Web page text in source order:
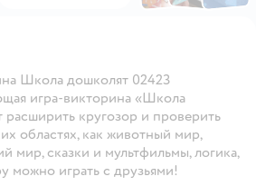
Школа дошколят 02423
игра-викторина «Школа
расширить кругозор и проверить
областях, как животный мир,
мир, сказки и мультфильмы, логика,
можно играть с друзьями!